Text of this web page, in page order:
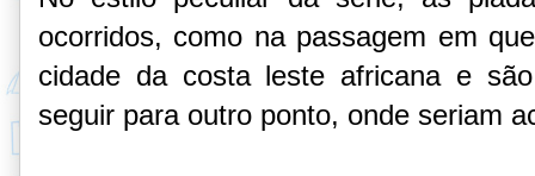
ocorridos, como na passagem em
cidade da costa leste africana e
seguir para outro ponto, onde seriam